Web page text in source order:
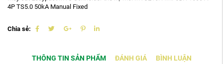
4P TS5.0 50kA Manual Fixed
Chia sẻ:
THÔNG TIN SẢN PHẨM ĐÁNH GIÁ BÌNH LUẬN